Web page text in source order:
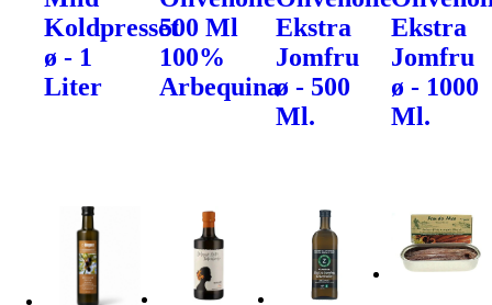
Koldpresset
ø - 1
Liter
500 Ml
100%
Arbequina
Ekstra
Jomfru
ø - 500
Ml.
Ekstra
Jomfru
ø - 1000
Ml.